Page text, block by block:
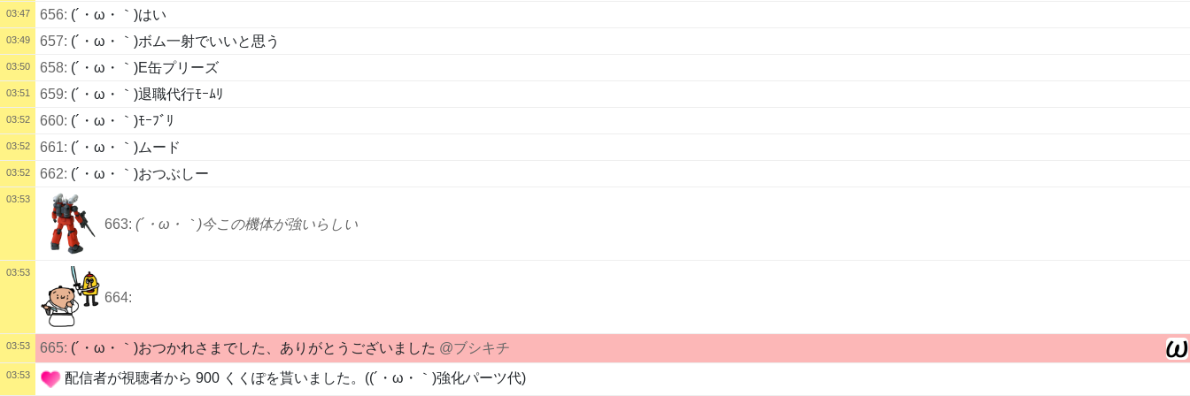
03:47 656: (´・ω・｀)はい
03:49 657: (´・ω・｀)ボム一射でいいと思う
03:50 658: (´・ω・｀)E缶プリーズ
03:51 659: (´・ω・｀)退職代行ﾓｰﾑﾘ
03:52 660: (´・ω・｀)ﾓｰﾌﾞﾘ
03:52 661: (´・ω・｀)ムード
03:52 662: (´・ω・｀)おつぶしー
03:53
663: (´・ω・｀)今この機体が強いらしい
03:53
664:
03:53 665: (´・ω・｀)おつかれさまでした、ありがとうございました @ブシキチ
03:53 配信者が視聴者から 900 くくぽを貰いました。((´・ω・｀)強化パーツ代)